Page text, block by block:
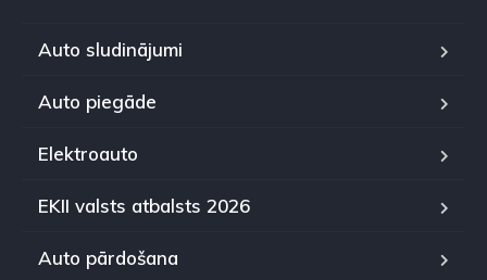
Auto sludinājumi
Auto piegāde
Elektroauto
EKII valsts atbalsts 2026
Auto pārdošana